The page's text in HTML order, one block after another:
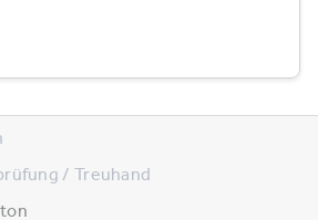
/ Treuhand